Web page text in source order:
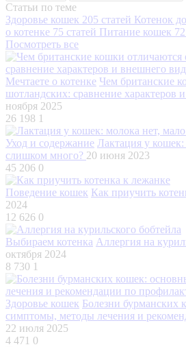
Статьи по теме
Здоровье кошек 205 статей Котенок
о котенке 75 статей Питание кошек
Посмотреть все
Мечтаете о котенке Чем британские
шотландских: сравнение характеров
ноября 2025
26 198 1
Уход и содержание Лактация у
слишком много? 20 июня 2023
45 206 0
Поведение кошек Как приучить
2024
12 626 0
Выбираем котенка Аллергия на
октября 2024
8 730 1
Здоровье кошек Болезни бурманских
симптомы, методы лечения и
22 июля 2025
4 471 0